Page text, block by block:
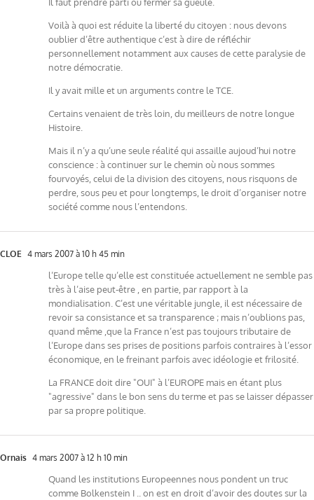
Voilà à quoi est réduite la liberté du citoyen : nous devons
oublier d’être authentique c’est à dire de réfléchir
personnellement notamment aux causes de cette paralysie de
notre démocratie.
Il y avait mille et un arguments contre le TCE.
Certains venaient de très loin, du meilleurs de notre longue
Histoire.
Mais il n’y a qu’une seule réalité qui assaille aujoud’hui notre
conscience : à continuer sur le chemin où nous sommes
fourvoyés, celui de la division des citoyens, nous risquons de
perdre, sous peu et pour longtemps, le droit d’organiser notre
société comme nous l’entendons.
CLOE 4 mars 2007 à 10 h 45 min
l’Europe telle qu’elle est constituée actuellement ne semble pas
très à l’aise peut-être , en partie, par rapport à la
mondialisation. C’est une véritable jungle, il est nécessaire de
revoir sa consistance et sa transparence ; mais n’oublions pas,
quand même ,que la France n’est pas toujours tributaire de
l’Europe dans ses prises de positions parfois contraires à l’essor
économique, en le freinant parfois avec idéologie et frilosité.
La FRANCE doit dire "OUI" à l’EUROPE mais en étant plus
"agressive" dans le bon sens du terme et pas se laisser dépasser
par sa propre politique.
Ornais 4 mars 2007 à 12 h 10 min
Quand les institutions Europeennes nous pondent un truc
comme Bolkenstein I .. on est en droit d’avoir des doutes sur la